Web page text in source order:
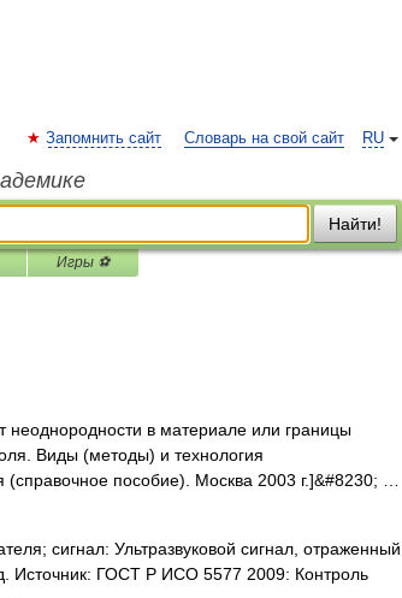
RU
Запомнить сайт Словарь на свой сайт
Найти!
Игры ⚽
в материале или границы
Виды (методы) и технология
пособие). Москва 2003 г.]&#8230; …
сигнал: Ультразвуковой сигнал, отраженный
Источник: ГОСТ Р ИСО 5577 2009: Контроль